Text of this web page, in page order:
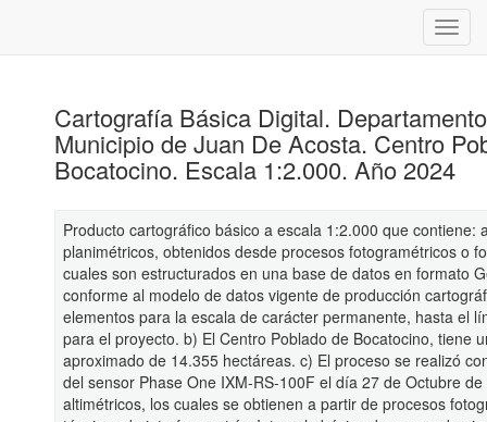
Cartografía Básica Digital.
Municipio de Juan De Acosta. Centro
Bocatocino. Escala 1:2.000. Año 2024
Producto cartográfico básico a escala 1:2.000 que contiene:
planimétricos, obtenidos desde procesos fotogramétricos o
cuales son estructurados en una base de datos en formato
conforme al modelo de datos vigente de producción
elementos para la escala de carácter permanente, hasta el
para el proyecto. b) El Centro Poblado de Bocatocino, tiene
aproximado de 14.355 hectáreas. c) El proceso se realizó
del sensor Phase One IXM-RS-100F el día 27 de Octubre
altimétricos, los cuales se obtienen a partir de procesos